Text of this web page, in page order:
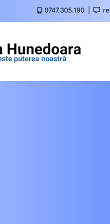
0747.305.190